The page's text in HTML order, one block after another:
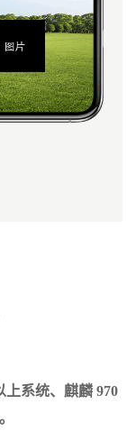
上系统、麒麟 970